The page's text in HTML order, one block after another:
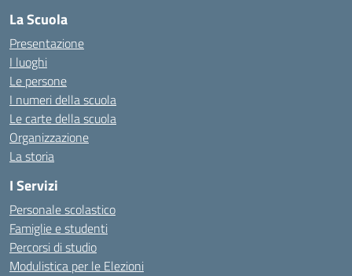
La Scuola
Presentazione
I luoghi
Le persone
I numeri della scuola
Le carte della scuola
Organizzazione
La storia
I Servizi
Personale scolastico
Famiglie e studenti
Percorsi di studio
Modulistica per le Elezioni